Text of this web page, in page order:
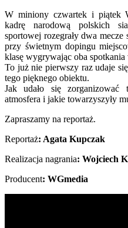
W miniony czwartek i piątek
kadrę narodową polskich
sportowej rozegrały dwa
przy świetnym dopingu
klasę wygrywając oba
To już nie pierwszy raz udaje
tego pięknego obiektu.
Jak udało się zorganizować
atmosfera i jakie towarzyszyły
Zapraszamy na reportaż.
Reportaż: Agata Kupczak
Realizacja nagrania: Wojciech
Producent: WGmedia